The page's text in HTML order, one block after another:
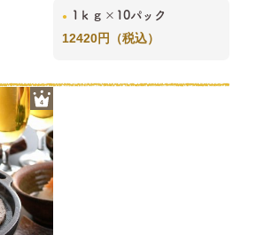
1ｋｇ×10パック
12420円（税込）